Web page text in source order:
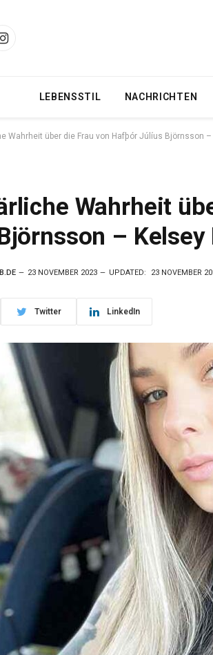
Instagram
LEBENSSTIL NACHRICHTEN
Wahrheit über die Frau von Hafþór Júlíus Björnsson
Wahrheit
– Kelsey
23 NOVEMBER 2023 UPDATED: 23 NOVEMBER
Twitter LinkedIn